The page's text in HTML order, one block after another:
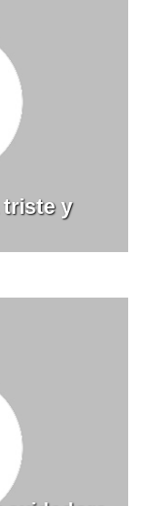
triste y